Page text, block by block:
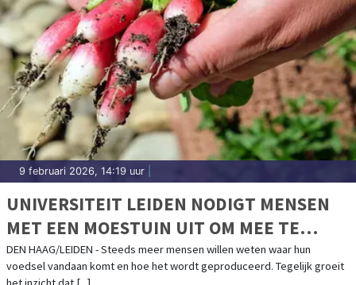
9 februari 2026, 14:19 uur
UNIVERSITEIT LEIDEN NODIGT MENSEN
MET EEN MOESTUIN UIT OM MEE TE
DOEN AAN ONDERZOEK
DEN HAAG/LEIDEN - Steeds meer mensen willen weten waar hun
voedsel vandaan komt en hoe het wordt geproduceerd. Tegelijk groeit